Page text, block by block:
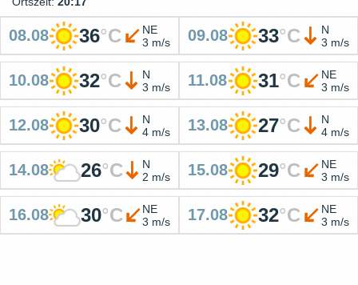
08.08 36°C
NE
3 m/s
09.08 33°C
N
3 m/s
10.08 32°C
N
3 m/s
11.08 31°C
NE
3 m/s
12.08 30°C
N
4 m/s
13.08 27°C
N
4 m/s
14.08 26°C
N
2 m/s
15.08 29°C
NE
3 m/s
16.08 30°C
NE
3 m/s
17.08 32°C
NE
3 m/s